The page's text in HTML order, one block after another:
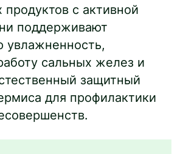
с активной
поддерживают
увлажненность,
сальных желез и
защитный
для профилактики